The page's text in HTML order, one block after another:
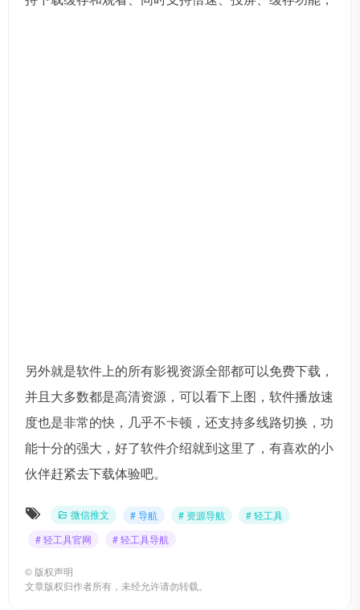
另外就是软件上的所有影视资源全部都可以免费下载，
并且大多数都是高清资源，可以看下上图，软件播放速
度也是非常的快，几乎不卡顿，还支持多线路切换，功
能十分的强大，好了软件介绍就到这里了，有喜欢的小
伙伴赶紧去下载体验吧。
微信推文 # 导航 # 资源导航
# 轻工具
# 轻工具官网
# 轻工具导航
© 版权声明
文章版权归作者所有，未经允许请勿转载。